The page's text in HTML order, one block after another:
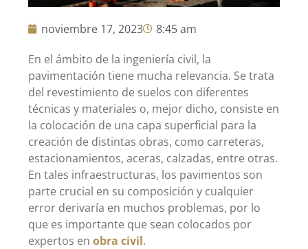
noviembre 17, 2023
8:45 am
En el ámbito de la ingeniería civil, la
pavimentación tiene mucha relevancia. Se trata
del revestimiento de suelos con diferentes
técnicas y materiales o, mejor dicho, consiste en
la colocación de una capa superficial para la
creación de distintas obras, como carreteras,
estacionamientos, aceras, calzadas, entre otras.
En tales infraestructuras, los pavimentos son
parte crucial en su composición y cualquier
error derivaría en muchos problemas, por lo
que es importante que sean colocados por
expertos en obra civil.